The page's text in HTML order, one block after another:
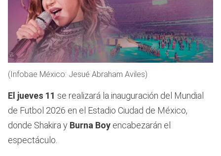
(Infobae México: Jesué Abraham Aviles)
El jueves 11 se realizará la inauguración del Mundial
de Futbol 2026 en el Estadio Ciudad de México,
donde Shakira y Burna Boy encabezarán el
espectáculo.